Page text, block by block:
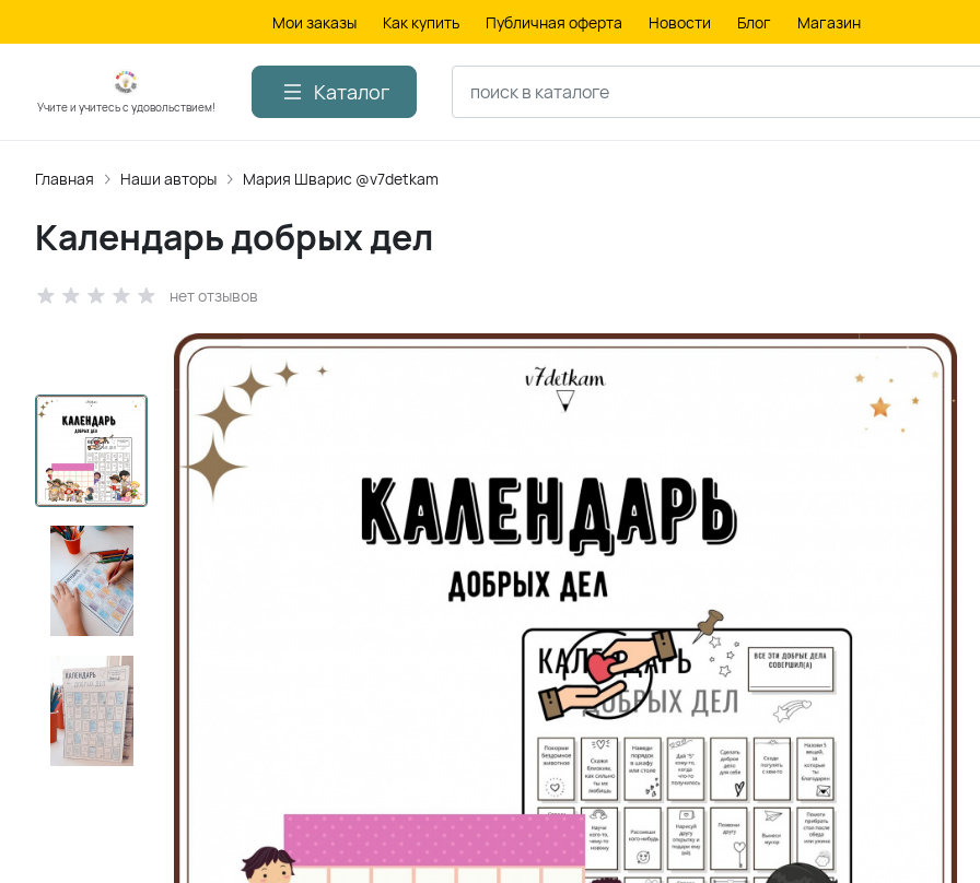
Мои заказы Как купить Публичная оферта Новости Блог Магазин
Учите и учитесь с удовольствием!
Каталог
Главная Наши авторы Мария Шварис @v7detkam
Календарь добрых дел
нет отзывов